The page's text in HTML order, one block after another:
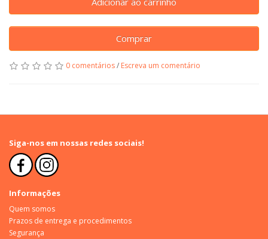
Comprar
0 comentários/ Escreva um comentário
Siga-nos em nossas redes sociais!
Informações
Quem somos
Prazos de entrega e procedimentos
Segurança